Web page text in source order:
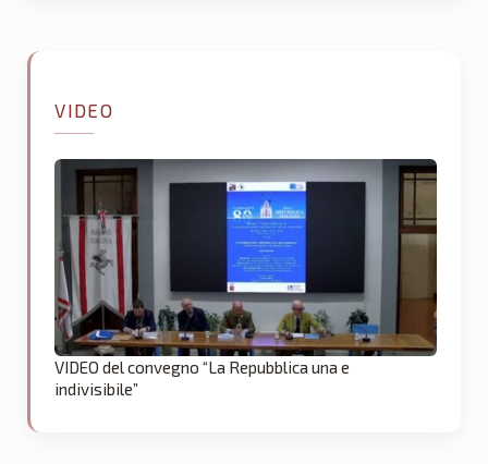
VIDEO
VIDEO del convegno “La Repubblica una e
indivisibile”